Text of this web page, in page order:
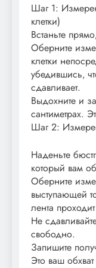
Шаг 1:
клетки)
Встаньте
Оберните
клетки
убедившись‚
сдавливает.
Выдохните и
сантиметрах.
Шаг 2:
Наденьте
который вам
Оберните
выступающей
лента
Не
свободно.
Запишите
Это ваш